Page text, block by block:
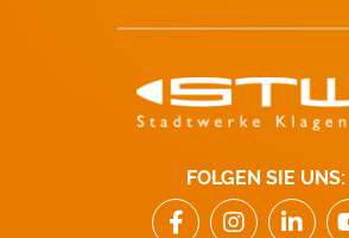
FOLGEN SIE UNS: